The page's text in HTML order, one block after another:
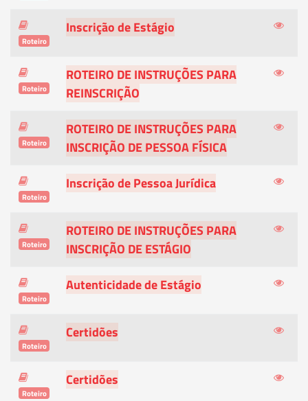
Roteiro
Inscrição de Estágio
Roteiro
ROTEIRO DE INSTRUÇÕES PARA
REINSCRIÇÃO
Roteiro
ROTEIRO DE INSTRUÇÕES PARA
INSCRIÇÃO DE PESSOA FÍSICA
Roteiro
Inscrição de Pessoa Jurídica
Roteiro
ROTEIRO DE INSTRUÇÕES PARA
INSCRIÇÃO DE ESTÁGIO
Roteiro
Autenticidade de Estágio
Roteiro
Certidões
Roteiro
Certidões